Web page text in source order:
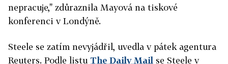
nepracuje," zdůraznila Mayová na tiskové
konferenci v Londýně.
Steele se zatím nevyjádřil, uvedla v pátek agentura
Reuters. Podle listu The Daily Mail se Steele v